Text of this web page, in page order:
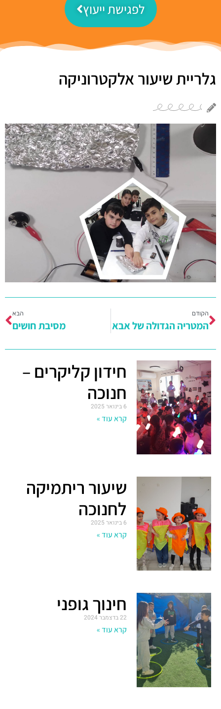
לפגישת ייעוץ
גלריית שיעור אלקטרוניקה
הקודם
המטריה הגדולה של אבא
הבא
מסיבת חושים
חידון קליקרים –
חנוכה
6 בינואר 2025
קרא עוד »
שיעור ריתמיקה
לחנוכה
6 בינואר 2025
קרא עוד »
חינוך גופני
22 בדצמבר 2024
קרא עוד »